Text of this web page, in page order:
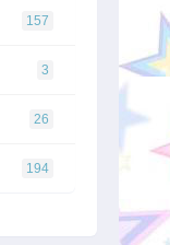
157
3
26
194